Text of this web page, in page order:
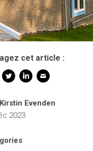
cet article :
Kirstin Evenden
2023